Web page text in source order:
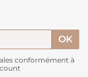
conformément à